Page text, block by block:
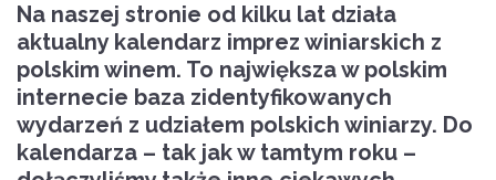
Na naszej stronie od kilku lat działa
aktualny kalendarz imprez winiarskich z
polskim winem. To największa w polskim
internecie baza zidentyfikowanych
wydarzeń z udziałem polskich winiarzy. Do
kalendarza – tak jak w tamtym roku –